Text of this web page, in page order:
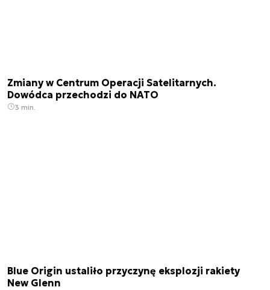
Zmiany w Centrum Operacji Satelitarnych.
Dowódca przechodzi do NATO
3 min.
Blue Origin ustaliło przyczynę eksplozji rakiety
New Glenn